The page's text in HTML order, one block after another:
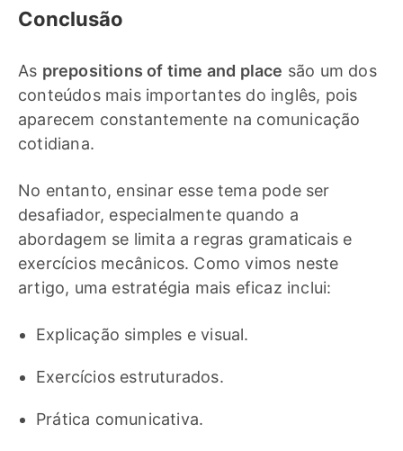
Conclusão
As prepositions of time and place são um dos
conteúdos mais importantes do inglês, pois
aparecem constantemente na comunicação
cotidiana.
No entanto, ensinar esse tema pode ser
desafiador, especialmente quando a
abordagem se limita a regras gramaticais e
exercícios mecânicos. Como vimos neste
artigo, uma estratégia mais eficaz inclui:
Explicação simples e visual.
Exercícios estruturados.
Prática comunicativa.